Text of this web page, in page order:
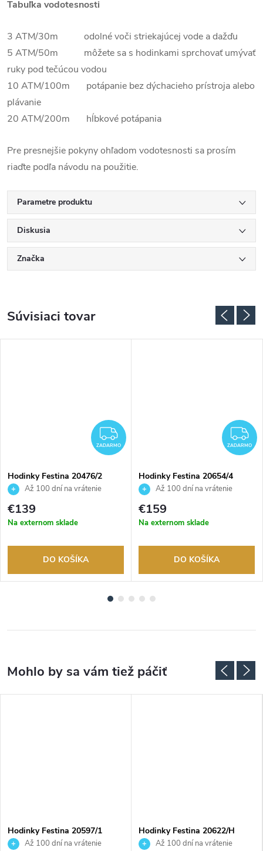
Tabuľka vodotesnosti
3 ATM/30m odolné voči striekajúcej vode a dažďu
5 ATM/50m môžete sa s hodinkami sprchovať umývať
ruky pod tečúcou vodou
10 ATM/100m potápanie bez dýchacieho prístroja alebo
plávanie
20 ATM/200m hĺbkové potápania
Pre presnejšie pokyny ohľadom vodotesnosti sa prosím
riaďte podľa návodu na použitie.
Parametre produktu
Diskusia
Značka
Súvisiaci tovar
ZADARMO
ZADARMO
Hodinky Festina 20476/2
Až 100 dní na vrátenie
tovaru. Autorizovaný predajca.
€139
Na externom sklade
DO KOŠÍKA
ZADARMO
Hodinky Festina 20654/4
Až 100 dní na vrátenie
tovaru. Autorizovaný predajca.
€159
Na externom sklade
DO KOŠÍKA
Hodinky Festina 20597/1
Až 100 dní na vrátenie
Hodinky Festina 20622/H
Až 100 dní na vrátenie